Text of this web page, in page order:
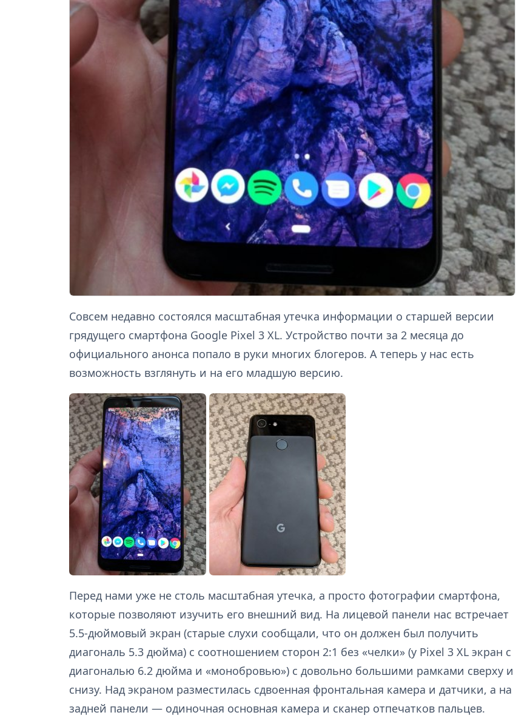
Cовсем недавно состоялся масштабная утечка информации о старшей версии
грядущего смартфона Google Pixel 3 XL. Устройство почти за 2 месяца до
официального анонса попало в руки многих блогеров. А теперь у нас есть
возможность взглянуть и на его младшую версию.
Перед нами уже не столь масштабная утечка, а просто фотографии смартфона,
которые позволяют изучить его внешний вид. На лицевой панели нас встречает
5.5-дюймовый экран (старые слухи сообщали, что он должен был получить
диагональ 5.3 дюйма) с соотношением сторон 2:1 без «челки» (у Pixel 3 XL экран с
диагональю 6.2 дюйма и «монобровью») с довольно большими рамками сверху и
снизу. Над экраном разместилась сдвоенная фронтальная камера и датчики, а на
задней панели — одиночная основная камера и сканер отпечатков пальцев.